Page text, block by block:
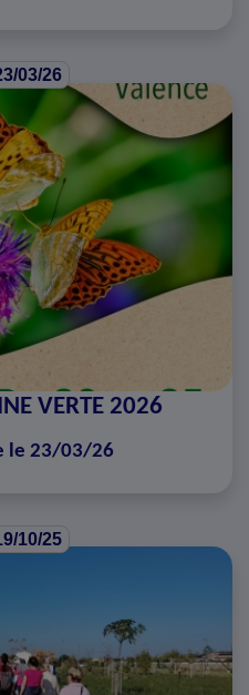
03/26
VERTE 2026
le 23/03/26
10/25